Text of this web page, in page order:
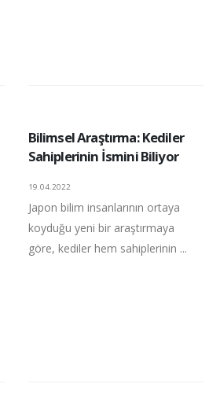
Bilimsel Araştırma: Kediler
Sahiplerinin İsmini Biliyor
19.04.2022
Japon bilim insanlarının ortaya
koyduğu yeni bir araştırmaya
göre, kediler hem sahiplerinin ...